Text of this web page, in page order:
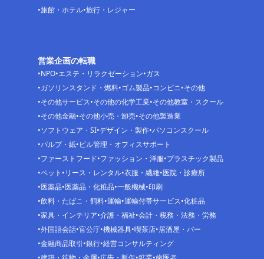
旅館・ホテル 旅行・レジャー
営業企画の転職
NPO エステ・リラクゼーション ガス
ガソリンスタンド・燃料 ゴム製品 コンビニ その他
その他サービス その他の化学工業 その他教室・スクール
その他金融 その他小売・卸売 その他製造業
ソフトウェア・SI デザイン・製作 パソコンスクール
パルプ・紙 ビル管理・オフィスサポート
ファーストフード ファッション・洋服 プラスチック製品
ペット リース・レンタル 衣服・繊維 医院・診療所
医薬品 医薬品・化粧品 一般機械 印刷
飲料・たばこ・飼料 運輸 運輸付帯サービス 化粧品
家具・インテリア 介護・福祉 会計・税務・法務・労務
外国語会話 官公庁 機械器具 喫茶店 居酒屋・バー
金融商品取引 銀行 経営コンサルティング